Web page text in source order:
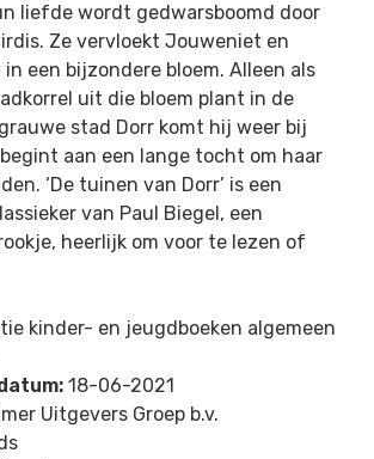
liefde wordt gedwarsboomd door
Ze vervloekt Jouweniet en
een bijzondere bloem. Alleen als
uit die bloem plant in de
stad Dorr komt hij weer bij
aan een lange tocht om haar
‘De tuinen van Dorr’ is een
van Paul Biegel, een
heerlijk om voor te lezen of
kinder- en jeugdboeken algemeen
18-06-2021
Uitgevers Groep b.v.